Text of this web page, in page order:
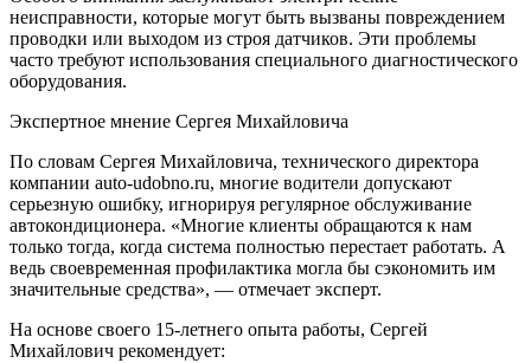
неисправности, которые могут быть вызваны повреждением
проводки или выходом из строя датчиков. Эти проблемы
часто требуют использования специального диагностического
оборудования.
Экспертное мнение Сергея Михайловича
По словам Сергея Михайловича, технического директора
компании auto-udobno.ru, многие водители допускают
серьезную ошибку, игнорируя регулярное обслуживание
автокондиционера. «Многие клиенты обращаются к нам
только тогда, когда система полностью перестает работать. А
ведь своевременная профилактика могла бы сэкономить им
значительные средства», — отмечает эксперт.
На основе своего 15-летнего опыта работы, Сергей
Михайлович рекомендует: